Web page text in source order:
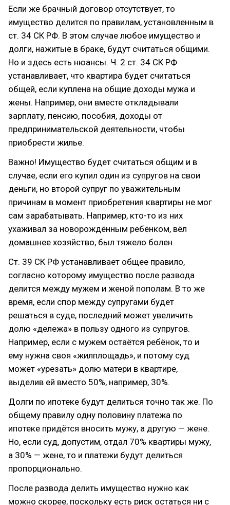
Если же брачный договор отсутствует, то
имущество делится по правилам, установленным в
ст. 34 СК РФ. В этом случае любое имущество и
долги, нажитые в браке, будут считаться общими.
Но и здесь есть нюансы. Ч. 2 ст. 34 СК РФ
устанавливает, что квартира будет считаться
общей, если куплена на общие доходы мужа и
жены. Например, они вместе откладывали
зарплату, пенсию, пособия, доходы от
предпринимательской деятельности, чтобы
приобрести жилье.
Важно! Имущество будет считаться общим и в
случае, если его купил один из супругов на свои
деньги, но второй супруг по уважительным
причинам в момент приобретения квартиры не мог
сам зарабатывать. Например, кто-то из них
ухаживал за новорождённым ребёнком, вёл
домашнее хозяйство, был тяжело болен.
Ст. 39 СК РФ устанавливает общее правило,
согласно которому имущество после развода
делится между мужем и женой пополам. В то же
время, если спор между супругами будет
решаться в суде, последний может увеличить
долю «дележа» в пользу одного из супругов.
Например, если с мужем остаётся ребёнок, то и
ему нужна своя «жилплощадь», и потому суд
может «урезать» долю матери в квартире,
выделив ей вместо 50%, например, 30%.
Долги по ипотеке будут делиться точно так же. По
общему правилу одну половину платежа по
ипотеке придётся вносить мужу, а другую — жене.
Но, если суд, допустим, отдал 70% квартиры мужу,
а 30% — жене, то и платежи будут делиться
пропорционально.
После развода делить имущество нужно как
можно скорее, поскольку есть риск остаться ни с